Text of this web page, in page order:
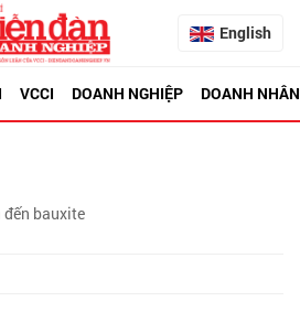
English
VCCI DOANH NGHIỆP DOANH NHÂN
bauxite